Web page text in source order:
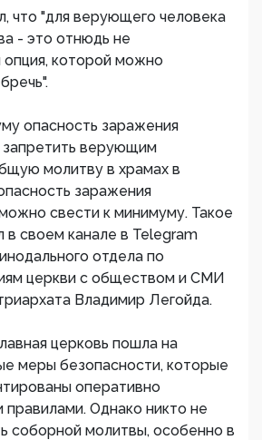
что "для верующего человека
- это отнюдь не
опция, которой можно
опасность заражения
верующим
молитву в храмах в
заражения
свести к минимуму. Такое
в своем канале в Telegram
отдела по
церкви с обществом и СМИ
Владимир Легойда.
церковь пошла на
меры безопасности, которые
оперативно
Однако никто не
соборной молитвы, особенно в